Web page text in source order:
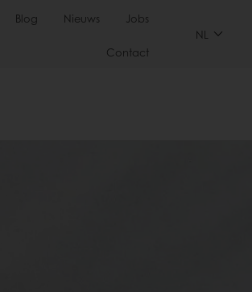
Blog Nieuws Jobs
Contact
NL